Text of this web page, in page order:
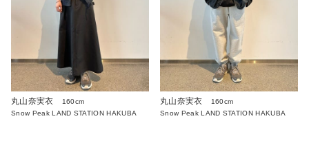
丸山奈実衣
160cm
Snow Peak LAND STATION HAKUBA
丸山奈実衣
160cm
Snow Peak LAND STATION HAKUBA